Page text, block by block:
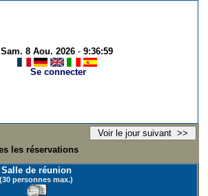
Sam. 8 Aou. 2026 -9:36:59
Se connecter
les réservations
Salle de réunion
(30 personnes max.)